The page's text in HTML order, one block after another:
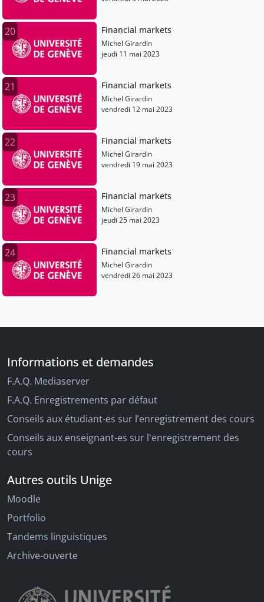
20 Financial markets
Michel Girardin
jeudi 11 mai 2023
21 Financial markets
Michel Girardin
vendredi 12 mai 2023
22 Financial markets
Michel Girardin
vendredi 19 mai 2023
23 Financial markets
Michel Girardin
jeudi 25 mai 2023
24 Financial markets
Michel Girardin
vendredi 26 mai 2023
Informations et demandes
F.A.Q. Mediaserver
F.A.Q. Enregistrements par défaut
Conseils aux étudiant-es sur l’enregistrement des cours
Conseils aux enseignant-es sur l'enregistrement des
cours
Autres outils Unige
Moodle
Portfolio
Tandems linguistiques
Archive-ouverte